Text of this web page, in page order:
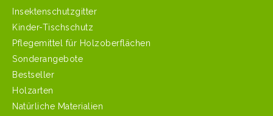
Insektenschutzgitter
Kinder-Tischschutz
Pflegemittel für Holzoberflächen
Sonderangebote
Bestseller
Holzarten
Natürliche Materialien